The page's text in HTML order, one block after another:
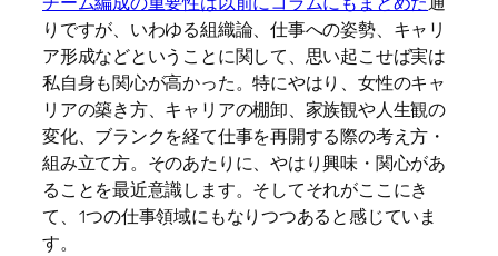
りですが、いわゆる組織論、仕事への姿勢、キャリ
ア形成などということに関して、思い起こせば実は
私自身も関心が高かった。特にやはり、女性のキャ
リアの築き方、キャリアの棚卸、家族観や人生観の
変化、ブランクを経て仕事を再開する際の考え方・
組み立て方。そのあたりに、やはり興味・関心があ
ることを最近意識します。そしてそれがここにき
て、1つの仕事領域にもなりつつあると感じていま
す。